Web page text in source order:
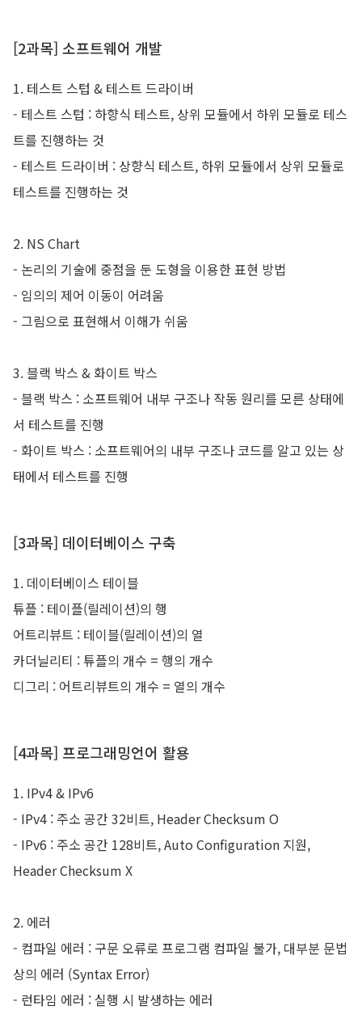
[2과목] 소프트웨어 개발
1. 테스트 스텁 & 테스트 드라이버
- 테스트 스텁 : 하향식 테스트, 상위 모듈에서 하위 모듈로 테스
트를 진행하는 것
- 테스트 드라이버 : 상향식 테스트, 하위 모듈에서 상위 모듈로
테스트를 진행하는 것
2. NS Chart
- 논리의 기술에 중점을 둔 도형을 이용한 표현 방법
- 임의의 제어 이동이 어려움
- 그림으로 표현해서 이해가 쉬움
3. 블랙 박스 & 화이트 박스
- 블랙 박스 : 소프트웨어 내부 구조나 작동 원리를 모른 상태에
서 테스트를 진행
- 화이트 박스 : 소프트웨어의 내부 구조나 코드를 알고 있는 상
태에서 테스트를 진행
[3과목] 데이터베이스 구축
1. 데이터베이스 테이블
튜플 : 테이플(릴레이션)의 행
어트리뷰트 : 테이블(릴레이션)의 열
카더닐리티 : 튜플의 개수 = 행의 개수
디그리 : 어트리뷰트의 개수 = 열의 개수
[4과목] 프로그래밍언어 활용
1. IPv4 & IPv6
- IPv4 : 주소 공간 32비트, Header Checksum O
- IPv6 : 주소 공간 128비트, Auto Configuration 지원,
Header Checksum X
2. 에러
- 컴파일 에러 : 구문 오류로 프로그램 컴파일 불가, 대부분 문법
상의 에러 (Syntax Error)
- 런타임 에러 : 실행 시 발생하는 에러